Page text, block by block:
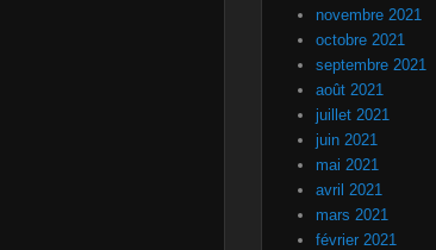
novembre 2021
octobre 2021
septembre 2021
août 2021
juillet 2021
juin 2021
mai 2021
avril 2021
mars 2021
février 2021